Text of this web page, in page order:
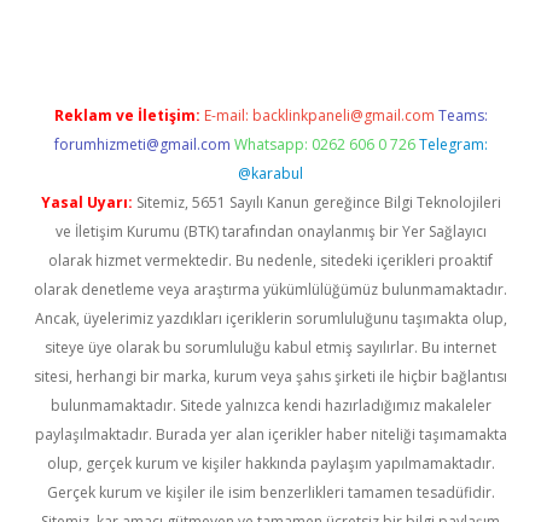
Reklam ve İletişim: E-mail: backlinkpaneli@gmail.com Teams:
forumhizmeti@gmail.com Whatsapp: 0262 606 0 726 Telegram:
@karabul
Yasal Uyarı: Sitemiz, 5651 Sayılı Kanun gereğince Bilgi Teknolojileri
ve İletişim Kurumu (BTK) tarafından onaylanmış bir Yer Sağlayıcı
olarak hizmet vermektedir. Bu nedenle, sitedeki içerikleri proaktif
olarak denetleme veya araştırma yükümlülüğümüz bulunmamaktadır.
Ancak, üyelerimiz yazdıkları içeriklerin sorumluluğunu taşımakta olup,
siteye üye olarak bu sorumluluğu kabul etmiş sayılırlar. Bu internet
sitesi, herhangi bir marka, kurum veya şahıs şirketi ile hiçbir bağlantısı
bulunmamaktadır. Sitede yalnızca kendi hazırladığımız makaleler
paylaşılmaktadır. Burada yer alan içerikler haber niteliği taşımamakta
olup, gerçek kurum ve kişiler hakkında paylaşım yapılmamaktadır.
Gerçek kurum ve kişiler ile isim benzerlikleri tamamen tesadüfidir.